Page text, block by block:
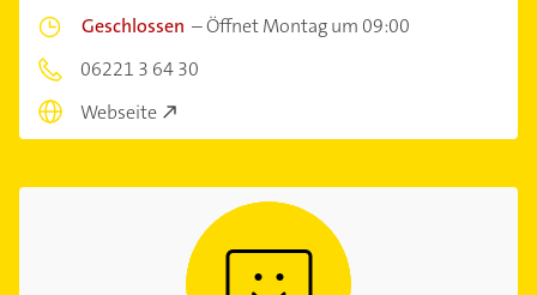
Geschlossen –Öffnet Montag um 09:00
06221 3 64 30
Webseite